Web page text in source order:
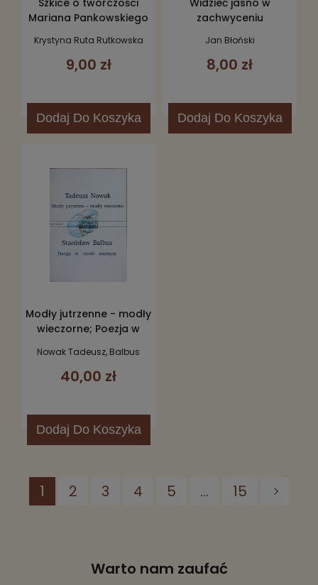
Mariana Pankowskiego
Krystyna Ruta Rutkowska
9,00 zł
Dodaj Do Koszyka
zachwyceniu
Jan Błoński
8,00 zł
Dodaj Do Koszyka
Modły jutrzenne - modły
wieczorne; Poezja w
Nowak Tadeusz, Balbus
40,00 zł
Dodaj Do Koszyka
1 2 3 4 5 ... 15
Warto nam zaufać